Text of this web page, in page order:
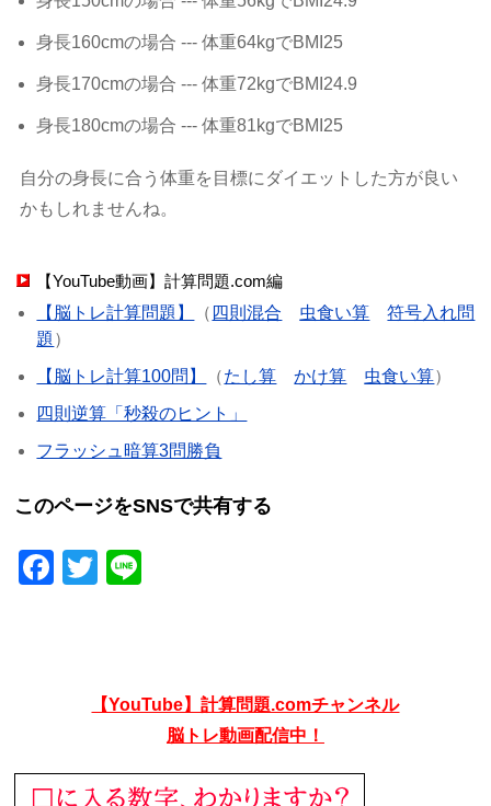
身長160cmの場合 --- 体重64kgでBMI25
身長170cmの場合 --- 体重72kgでBMI24.9
身長180cmの場合 --- 体重81kgでBMI25
自分の身長に合う体重を目標にダイエットした方が良い
かもしれませんね。
【YouTube動画】計算問題.com編
【脳トレ計算問題】
（ 四則混合 虫食い算
符号入れ問
題 ）
【脳トレ計算100問】
（たし算 かけ算 虫食い算）
四則逆算「秒殺のヒント」
フラッシュ暗算3問勝負
このページをSNSで共有する
Facebook
Twitter
【YouTube】計算問題.comチャンネル
脳トレ動画配信中！